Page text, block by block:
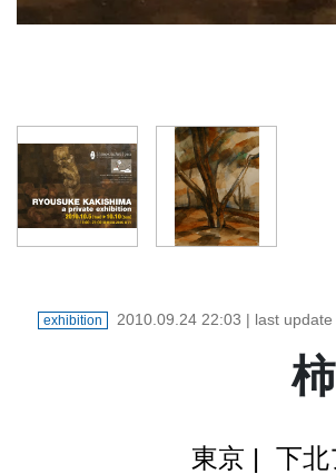
exhibition 2010.09.24 22:03 | last update
東京 | 下